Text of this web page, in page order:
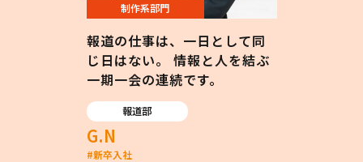
制作系部門
報道の仕事は、一日として同
じ日はない。 情報と人を結ぶ
一期一会の連続です。
報道部
G.N
#新卒入社